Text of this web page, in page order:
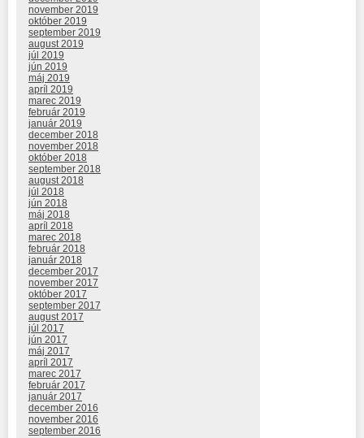
november 2019
október 2019
september 2019
august 2019
júl 2019
jún 2019
máj 2019
apríl 2019
marec 2019
február 2019
január 2019
december 2018
november 2018
október 2018
september 2018
august 2018
júl 2018
jún 2018
máj 2018
apríl 2018
marec 2018
február 2018
január 2018
december 2017
november 2017
október 2017
september 2017
august 2017
júl 2017
jún 2017
máj 2017
apríl 2017
marec 2017
február 2017
január 2017
december 2016
november 2016
september 2016